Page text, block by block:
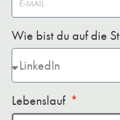
Wie bist du auf die
Lebenslauf